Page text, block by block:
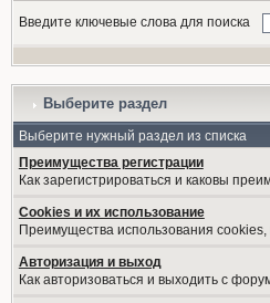
Введите ключевые слова для поиска
Выберите раздел
Выберите нужный раздел из списка
Преимущества регистрации
Как зарегистрироваться и каковы
Cookies и их использование
Преимущества использования
Авторизация и выход
Как авторизоваться и выходить с